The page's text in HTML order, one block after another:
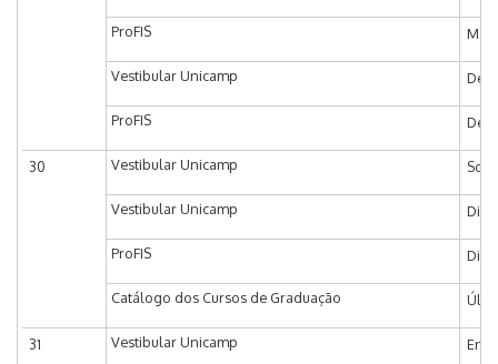
ProFIS
Vestibular Unicamp
ProFIS
30 Vestibular Unicamp
Vestibular Unicamp
ProFIS
Catálogo dos Cursos de Graduação
31 Vestibular Unicamp